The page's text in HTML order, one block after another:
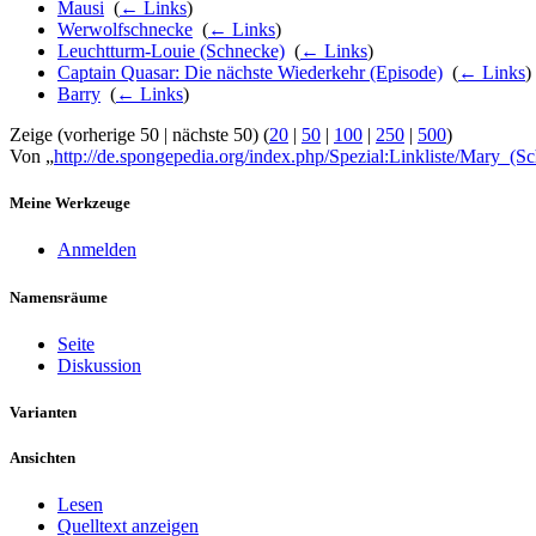
Mausi (← Links)
Werwolfschnecke (← Links)
Leuchtturm-Louie (Schnecke) (← Links)
Captain Quasar: Die nächste Wiederkehr (Episode) (← Links)
Barry (← Links)
Zeige (vorherige 50 | nächste 50) (20 | 50 | 100 | 250 | 500)
Von „http://de.spongepedia.org/index.php/Spezial:Linkliste/
Meine Werkzeuge
Anmelden
Namensräume
Seite
Diskussion
Varianten
Ansichten
Lesen
Quelltext anzeigen